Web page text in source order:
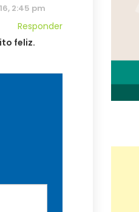
2:45 pm
Responder
feliz.